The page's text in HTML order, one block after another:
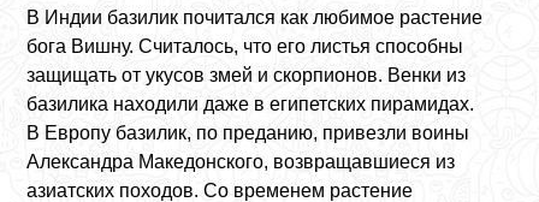
В Индии базилик почитался как любимое растение
бога Вишну. Считалось, что его листья способны
защищать от укусов змей и скорпионов. Венки из
базилика находили даже в египетских пирамидах.
В Европу базилик, по преданию, привезли воины
Александра Македонского, возвращавшиеся из
азиатских походов. Со временем растение